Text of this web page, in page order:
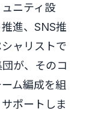
ニティ設
進、SNS推
ャリストで
が、そのコ
ム編成を組
ポートしま